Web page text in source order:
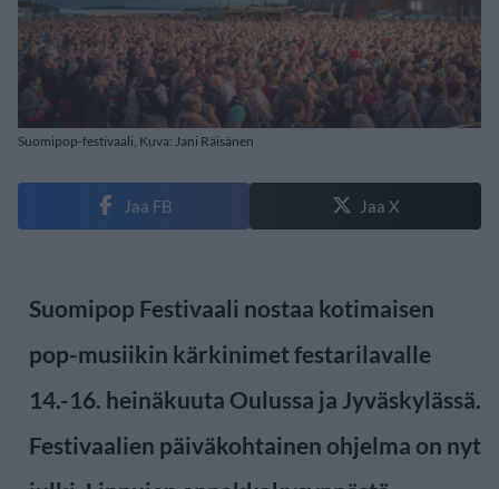
Suomipop-festivaali, Kuva: Jani Räisänen
Jaa FB Jaa X
Suomipop Festivaali nostaa kotimaisen
pop-musiikin kärkinimet festarilavalle
14.-16. heinäkuuta Oulussa ja Jyväskylässä.
Festivaalien päiväkohtainen ohjelma on nyt